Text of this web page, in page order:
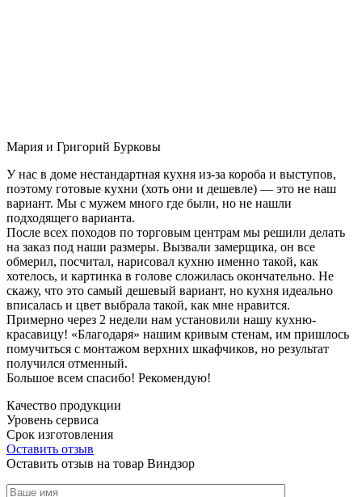
Мария и Григорий Бурковы
У нас в доме нестандартная кухня из-за короба и выступов,
поэтому готовые кухни (хоть они и дешевле) — это не наш
вариант. Мы с мужем много где были, но не нашли
подходящего варианта.
После всех походов по торговым центрам мы решили делать
на заказ под наши размеры. Вызвали замерщика, он все
обмерил, посчитал, нарисовал кухню именно такой, как
хотелось, и картинка в голове сложилась окончательно. Не
скажу, что это самый дешевый вариант, но кухня идеально
вписалась и цвет выбрала такой, как мне нравится.
Примерно через 2 недели нам установили нашу кухню-
красавицу! «Благодаря» нашим кривым стенам, им пришлось
помучиться с монтажом верхних шкафчиков, но результат
получился отменный.
Большое всем спасибо! Рекомендую!
Качество продукции
Уровень сервиса
Срок изготовления
Оставить отзыв
Оставить отзыв на товар Виндзор